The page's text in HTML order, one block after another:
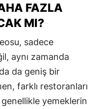
FAZLA
MI?
sadece
aynı zamanda
da geniş bir
farklı restoranları
yemeklerin